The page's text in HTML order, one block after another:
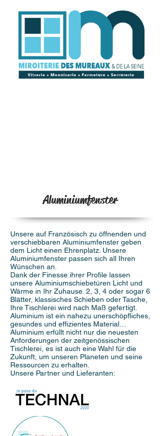
Aluminiumfenster
Unsere auf Französisch zu öffnenden und
verschiebbaren Aluminiumfenster geben
dem Licht einen Ehrenplatz. Unsere
Aluminiumfenster passen sich all Ihren
Wünschen an.
Dank der Finesse ihrer Profile lassen
unsere Aluminiumschiebetüren Licht und
Wärme in Ihr Zuhause. 2, 3, 4 oder sogar 6
Blätter, klassisches Schieben oder Tasche,
Ihre Tischlerei wird nach Maß gefertigt.
Aluminium ist ein nahezu unerschöpfliches,
gesundes und effizientes Material…
Aluminium erfüllt nicht nur die neuesten
Anforderungen der zeitgenössischen
Tischlerei, es ist auch eine Wahl für die
Zukunft, um unseren Planeten und seine
Ressourcen zu erhalten.
Unsere Partner und Lieferanten: